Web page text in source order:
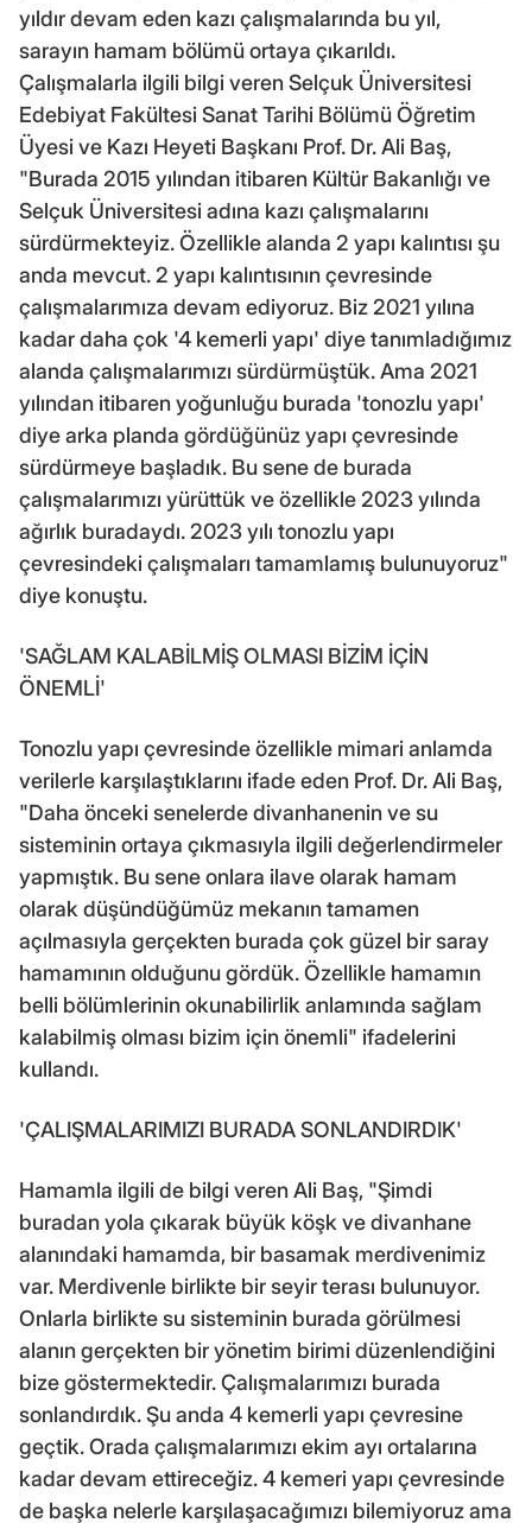
yıldır devam eden kazı çalışmalarında bu yıl,
sarayın hamam bölümü ortaya çıkarıldı.
Çalışmalarla ilgili bilgi veren Selçuk Üniversitesi
Edebiyat Fakültesi Sanat Tarihi Bölümü Öğretim
Üyesi ve Kazı Heyeti Başkanı Prof. Dr. Ali Baş,
"Burada 2015 yılından itibaren Kültür Bakanlığı ve
Selçuk Üniversitesi adına kazı çalışmalarını
sürdürmekteyiz. Özellikle alanda 2 yapı kalıntısı şu
anda mevcut. 2 yapı kalıntısının çevresinde
çalışmalarımıza devam ediyoruz. Biz 2021 yılına
kadar daha çok '4 kemerli yapı' diye tanımladığımız
alanda çalışmalarımızı sürdürmüştük. Ama 2021
yılından itibaren yoğunluğu burada 'tonozlu yapı'
diye arka planda gördüğünüz yapı çevresinde
sürdürmeye başladık. Bu sene de burada
çalışmalarımızı yürüttük ve özellikle 2023 yılında
ağırlık buradaydı. 2023 yılı tonozlu yapı
çevresindeki çalışmaları tamamlamış bulunuyoruz"
diye konuştu.
'SAĞLAM KALABİLMİŞ OLMASI BİZİM İÇİN
ÖNEMLİ'
Tonozlu yapı çevresinde özellikle mimari anlamda
verilerle karşılaştıklarını ifade eden Prof. Dr. Ali Baş,
"Daha önceki senelerde divanhanenin ve su
sisteminin ortaya çıkmasıyla ilgili değerlendirmeler
yapmıştık. Bu sene onlara ilave olarak hamam
olarak düşündüğümüz mekanın tamamen
açılmasıyla gerçekten burada çok güzel bir saray
hamamının olduğunu gördük. Özellikle hamamın
belli bölümlerinin okunabilirlik anlamında sağlam
kalabilmiş olması bizim için önemli" ifadelerini
kullandı.
'ÇALIŞMALARIMIZI BURADA SONLANDIRDIK'
Hamamla ilgili de bilgi veren Ali Baş, "Şimdi
buradan yola çıkarak büyük köşk ve divanhane
alanındaki hamamda, bir basamak merdivenimiz
var. Merdivenle birlikte bir seyir terası bulunuyor.
Onlarla birlikte su sisteminin burada görülmesi
alanın gerçekten bir yönetim birimi düzenlendiğini
bize göstermektedir. Çalışmalarımızı burada
sonlandırdık. Şu anda 4 kemerli yapı çevresine
geçtik. Orada çalışmalarımızı ekim ayı ortalarına
kadar devam ettireceğiz. 4 kemeri yapı çevresinde
de başka nelerle karşılaşacağımızı bilemiyoruz ama